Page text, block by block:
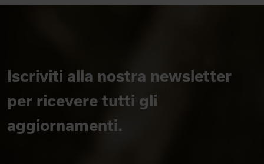
Iscriviti alla nostra newsletter
per ricevere tutti gli
aggiornamenti.